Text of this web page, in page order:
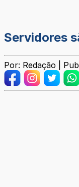
Servidores
Por: Redação |